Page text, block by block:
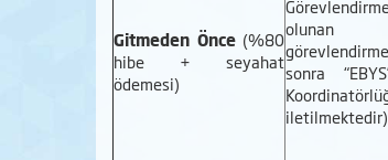
Gitmeden Önce (%80
hibe + seyahat
ödemesi)
olunan
sonra
iletilmektedir)